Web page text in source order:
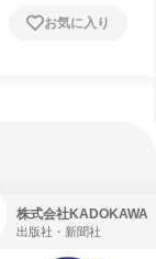
お気に入り
株式会社KADOKAWA
出版社・新聞社